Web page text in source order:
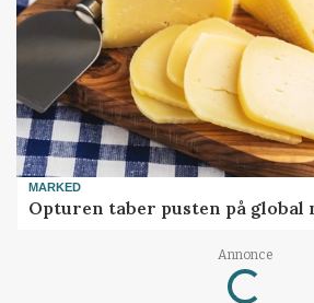
MARKED
Opturen taber pusten på global
Annonce
Loading...